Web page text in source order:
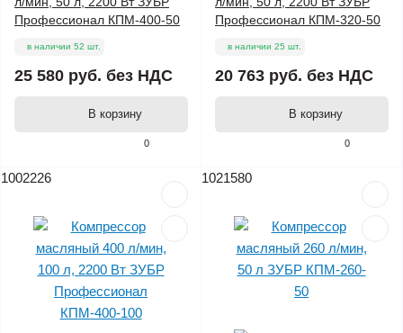
0
Профессионал КПМ-400-50
в наличии 52 шт.
25 580 руб. без НДС
В корзину
0
Профессионал КПМ-320-50
в наличии 25 шт.
20 763 руб. без НДС
В корзину
1002226 1021580